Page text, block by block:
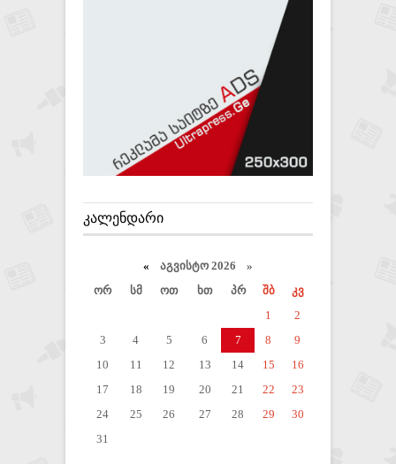
ᲙᲐᲚᲔᲜᲓᲐᲠᲘ
« აგვისტო 2026 »
ორ
სმ ოთ ხთ პრ შბ
კვ
1
2
3
4 5 6 7 8
9
10
11 12 13 14 15
16
17
18 19 20 21 22
23
24
25 26 27 28 29
30
31